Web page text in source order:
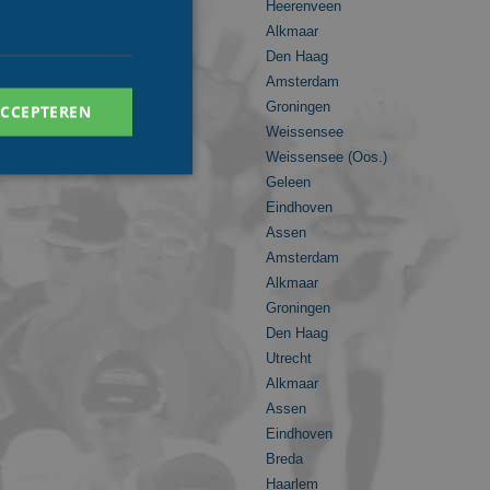
Heerenveen
Alkmaar
Den Haag
Amsterdam
Groningen
Weissensee
Weissensee (Oos.)
Geleen
Eindhoven
Assen
Amsterdam
Alkmaar
Groningen
Den Haag
Utrecht
Alkmaar
Assen
Eindhoven
Breda
Haarlem
cookies kunnen